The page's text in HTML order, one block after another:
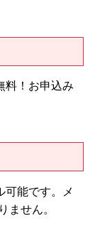
料！お申込み
可能です。メ
ません。